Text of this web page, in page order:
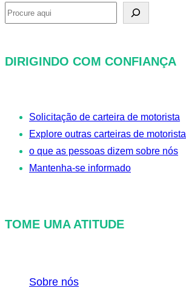
P
c
DIRIGINDO COM CONFIANÇA
Solicitação de carteira de motorista
Explore outras carteiras de motorista
o que as pessoas dizem sobre nós
Mantenha-se informado
TOME UMA ATITUDE
Sobre nós